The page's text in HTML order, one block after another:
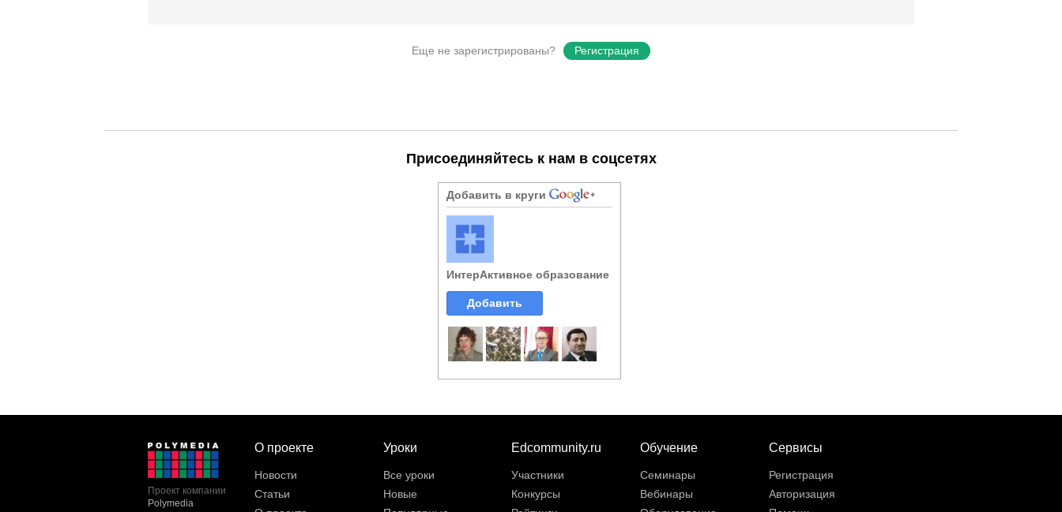
Еще не зарегистрированы? Регистрация
Присоединяйтесь к нам в соцсетях
Добавить в круги
ИнтерАктивное образование
Добавить
Проект компании
Polymedia
О проекте
Новости
Статьи
Уроки
Все уроки
Новые
Edcommunity.ru
Участники
Конкурсы
Обучение
Семинары
Вебинары
Сервисы
Регистрация
Авторизация